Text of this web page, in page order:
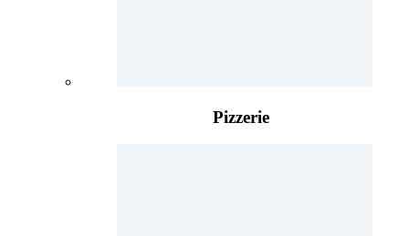
Pizzerie